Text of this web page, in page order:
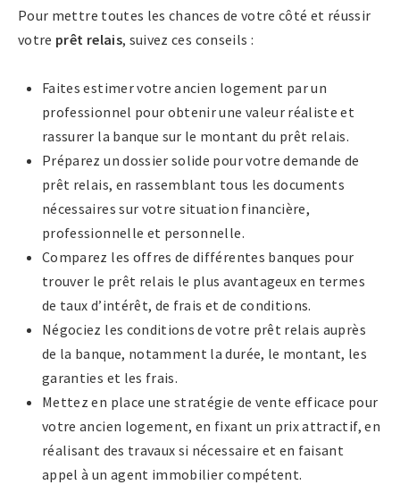
Pour mettre toutes les chances de votre côté et réussir
votre prêt relais, suivez ces conseils :
Faites estimer votre ancien logement par un
professionnel pour obtenir une valeur réaliste et
rassurer la banque sur le montant du prêt relais.
Préparez un dossier solide pour votre demande de
prêt relais, en rassemblant tous les documents
nécessaires sur votre situation financière,
professionnelle et personnelle.
Comparez les offres de différentes banques pour
trouver le prêt relais le plus avantageux en termes
de taux d’intérêt, de frais et de conditions.
Négociez les conditions de votre prêt relais auprès
de la banque, notamment la durée, le montant, les
garanties et les frais.
Mettez en place une stratégie de vente efficace pour
votre ancien logement, en fixant un prix attractif, en
réalisant des travaux si nécessaire et en faisant
appel à un agent immobilier compétent.